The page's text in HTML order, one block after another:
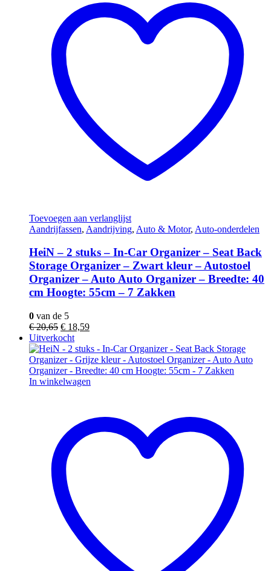
Toevoegen aan verlanglijst
Aandrijfassen, Aandrijving, Auto & Motor, Auto-onderdelen
HeiN – 2 stuks – In-Car Organizer – Seat Back
Storage Organizer – Zwart kleur – Autostoel
Organizer – Auto Auto Organizer – Breedte: 40
cm Hoogte: 55cm – 7 Zakken
0 van de 5
€20,65 € 18,59
Uitverkocht
In winkelwagen